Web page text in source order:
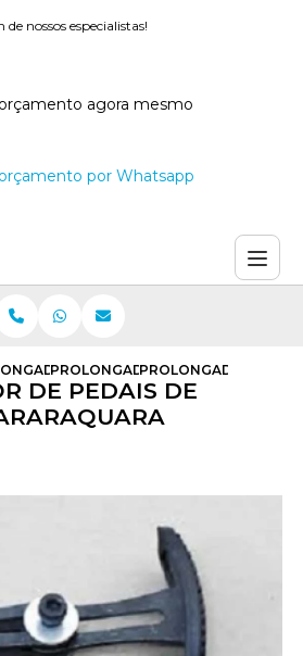
nossos especialistas!
agora mesmo
por Whatsapp
DE PEDAIS
PROLONGADOR DE PEDAIS PARA
PROLONGADOR DE
DE PEDAIS DE